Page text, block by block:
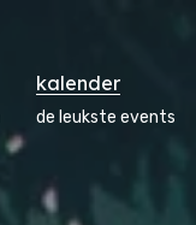
kalender
de leukste events